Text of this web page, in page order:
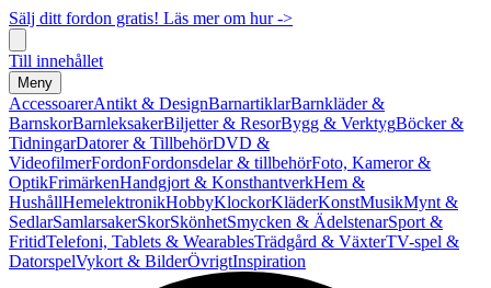
Sälj ditt fordon gratis! Läs mer om hur ->
Till innehållet
Meny
AccessoarerAntikt & DesignBarnartiklarBarnkläder &
BarnskorBarnleksakerBiljetter & ResorBygg & VerktygBöcker &
TidningarDatorer & TillbehörDVD &
VideofilmerFordonFordonsdelar & tillbehörFoto, Kameror &
OptikFrimärkenHandgjort & KonsthantverkHem &
HushållHemelektronikHobbyKlockorKläderKonstMusikMynt &
SedlarSamlarsakerSkorSkönhetSmycken & ÄdelstenarSport &
FritidTelefoni, Tablets & WearablesTrädgård & VäxterTV-spel &
DatorspelVykort & BilderÖvrigtInspiration